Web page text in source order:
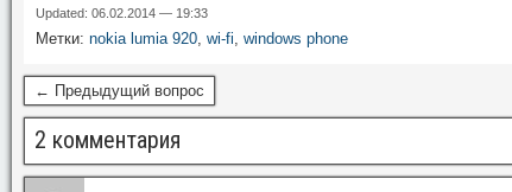
Updated: 06.02.2014 — 19:33
Метки: nokia lumia 920, wi-fi, windows phone
← Предыдущий вопрос
2 комментария